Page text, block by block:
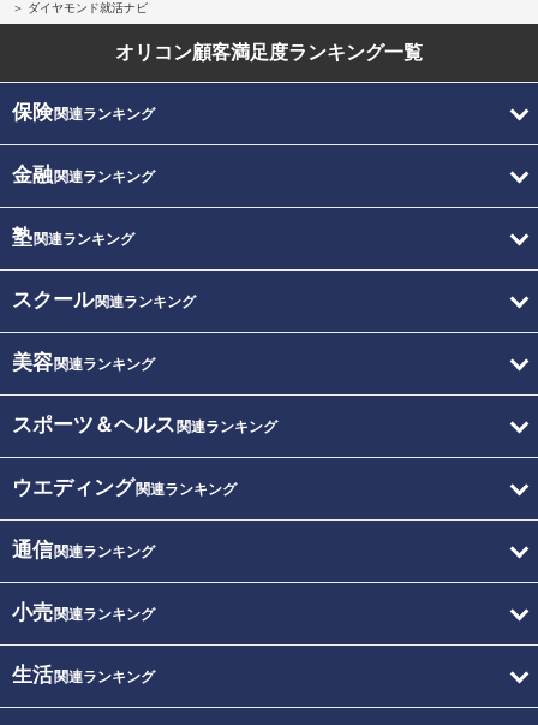
ダイヤモンド就活ナビ
オリコン顧客満足度ランキング一覧
保険関連ランキング
金融関連ランキング
塾関連ランキング
スクール関連ランキング
美容関連ランキング
スポーツ＆ヘルス 関連ランキング
ウエディング関連ランキング
通信関連ランキング
小売関連ランキング
生活関連ランキング